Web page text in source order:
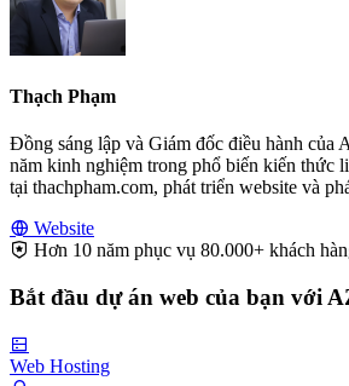
Thạch Phạm
Đồng sáng lập và Giám đốc điều hành của
năm kinh nghiệm trong phổ biến kiến thức
tại thachpham.com, phát triển website và
Website
Hơn 10 năm phục vụ 80.000+ khách
Bắt đầu dự án web của bạn với
Web Hosting